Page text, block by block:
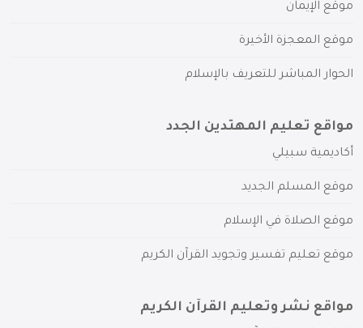
موقع الإيمان
موقع المعجزة الأخيرة
الحوار المباشر للتعريف بالإسلام
مواقع تعليم المهتدين الجدد
أكاديمية سبيلي
موقع المسلم الجديد
موقع الصلاة في الإسلام
موقع تعليم تفسير وتجويد القرآن الكريم
مواقع نشر وتعليم القرآن الكريم